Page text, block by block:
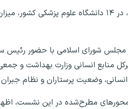
معاون پرستاری وزارت بهداشت گفت: در آخرین آزمون استخدامی،
شورای اسلامی با حضور رئیس
منابع انسانی وزارت بهداشت و
وضعیت پرستاران و نظام
مطرح‌شده در این نشست،